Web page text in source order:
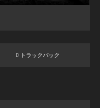
0 トラックバック